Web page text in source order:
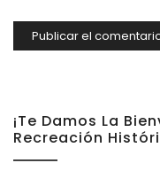
¡Te Damos La
Recreación